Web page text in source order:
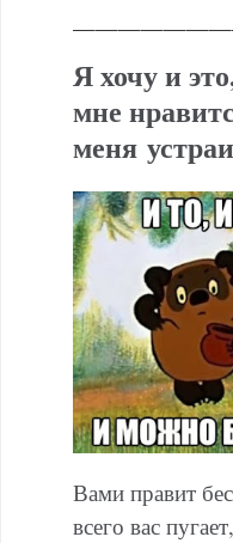
Я хочу и
мне
меня
Вами правит
всего вас